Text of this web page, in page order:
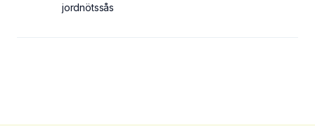
jordnötssås